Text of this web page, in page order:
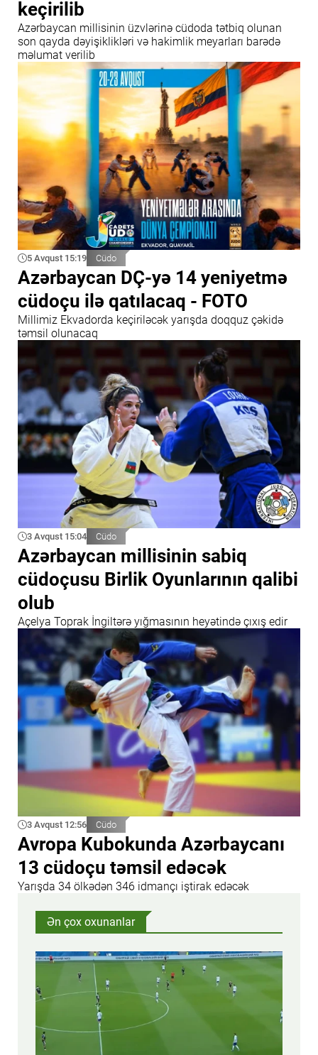
keçirilib
Azərbaycan millisinin üzvlərinə cüdoda tətbiq olunan
son qayda dəyişiklikləri və hakimlik meyarları barədə
məlumat verilib
5 Avqust 15:19 Cüdo
Azərbaycan DÇ-yə 14 yeniyetmə
cüdoçu ilə qatılacaq - FOTO
Millimiz Ekvadorda keçiriləcək yarışda doqquz çəkidə
təmsil olunacaq
3 Avqust 15:04 Cüdo
Azərbaycan millisinin sabiq
cüdoçusu Birlik Oyunlarının qalibi
olub
Açelya Toprak İngiltərə yığmasının heyətində çıxış edir
3 Avqust 12:56 Cüdo
Avropa Kubokunda Azərbaycanı
13 cüdoçu təmsil edəcək
Yarışda 34 ölkədən 346 idmançı iştirak edəcək
Ən çox oxunanlar